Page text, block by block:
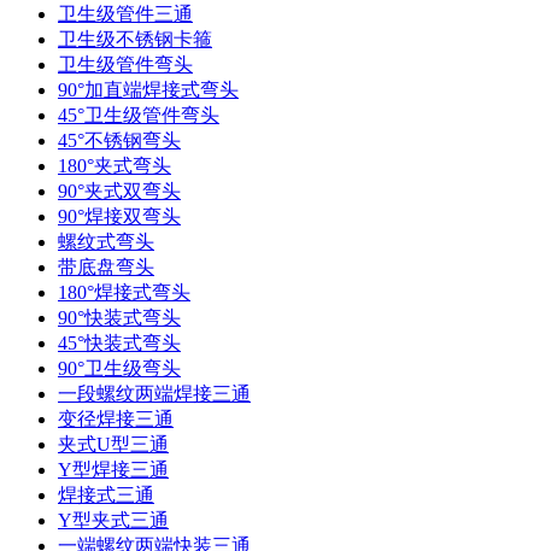
卫生级管件三通​
卫生级不锈钢卡箍
卫生级管件弯头
90°加直端焊接式弯头
45°卫生级管件弯头
45°不锈钢弯头
180°夹式弯头
90°夹式双弯头
90°焊接双弯头
螺纹式弯头
带底盘弯头
180°焊接式弯头
90°快装式弯头
45°快装式弯头
90°卫生级弯头
一段螺纹两端焊接三通
变径焊接三通
夹式U型三通
Y型焊接三通
焊接式三通
Y型夹式三通
一端螺纹两端快装三通